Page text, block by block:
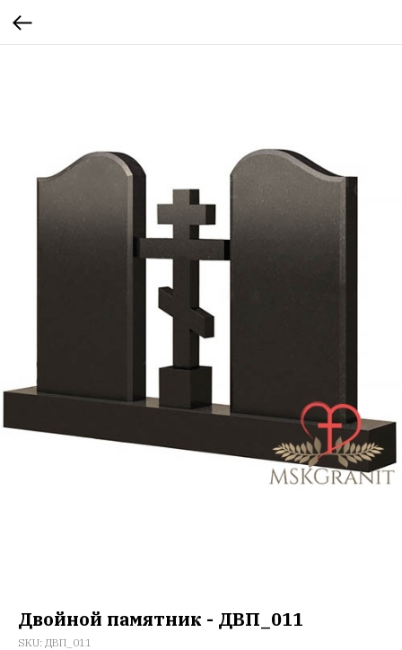
Двойной памятник - ДВП_011
SKU: ДВП_011